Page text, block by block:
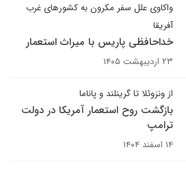
واکاوی علل سفر مکرون به کشورهای غرب
آفریقا
خداحافظی پاریس با میراث استعمار
۲۳ اردیبهشت ۱۴۰۵
از ونزوئلا تا گرینلند و پاناما
بازگشت روح استعمار آمریکا در دولت
ترامپ
۱۴ اسفند ۱۴۰۴